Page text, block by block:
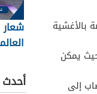
بالأغشية
يمكن
إلى
شعار
أحدث